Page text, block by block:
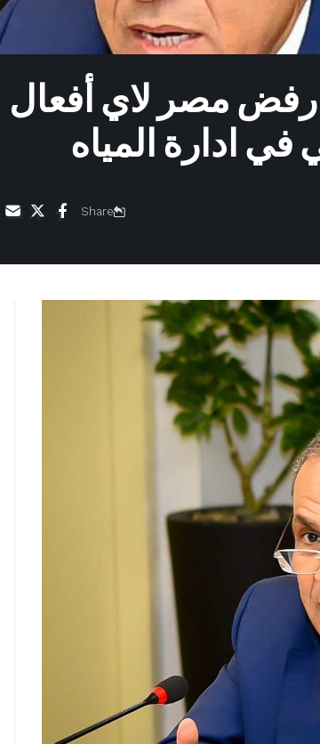
رفض مصر لاي أفعال
في ادارة المياه
Share